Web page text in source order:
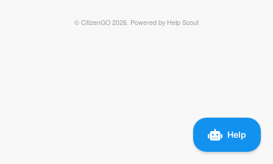
© CitizenGO 2026. Powered by Help Scout